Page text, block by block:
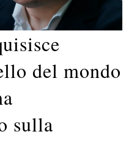
del mondo
sulla